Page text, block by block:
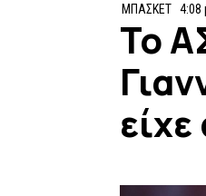
ΜΠΑΣΚΕΤ 4:08
Το